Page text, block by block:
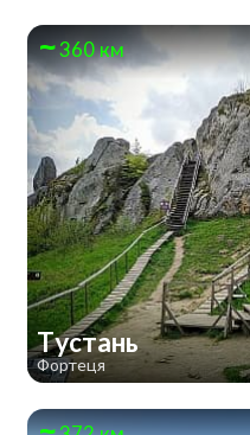
360 км
Тустань
Фортеця